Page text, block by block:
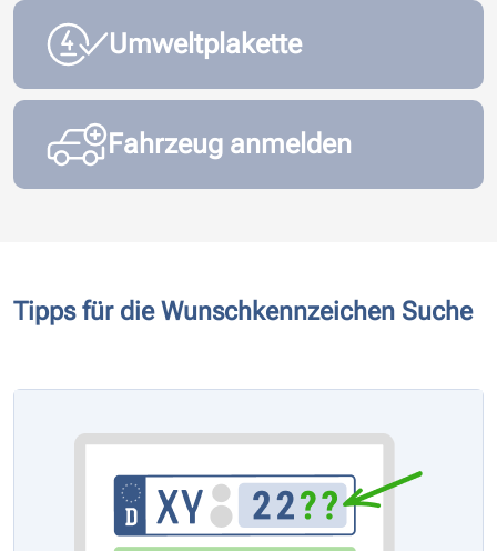
Umweltplakette
Fahrzeug anmelden
Tipps für die Wunschkennzeichen Suche